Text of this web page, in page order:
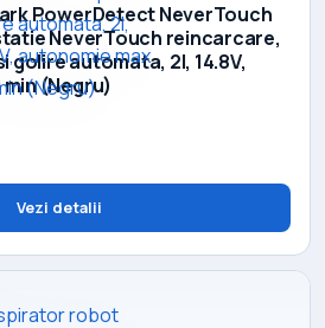
PowerDetect NeverTouch
NeverTouch reincarcare,
golire automata, 2l, 14.8V,
(Negru)
Vezi detalii